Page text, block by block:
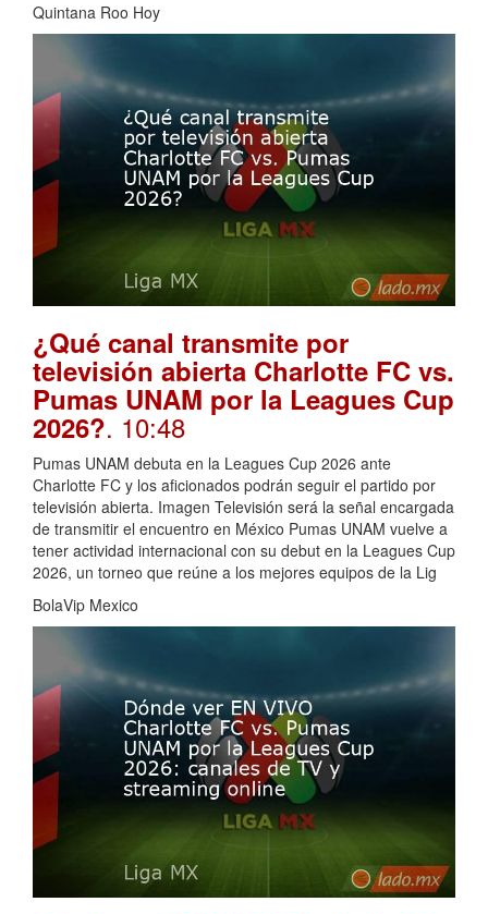
Quintana Roo Hoy
¿Qué canal transmite por
televisión abierta Charlotte FC vs.
Pumas UNAM por la Leagues Cup
2026?. 10:48
Pumas UNAM debuta en la Leagues Cup 2026 ante
Charlotte FC y los aficionados podrán seguir el partido por
televisión abierta. Imagen Televisión será la señal encargada
de transmitir el encuentro en México Pumas UNAM vuelve a
tener actividad internacional con su debut en la Leagues Cup
2026, un torneo que reúne a los mejores equipos de la Lig
BolaVip Mexico